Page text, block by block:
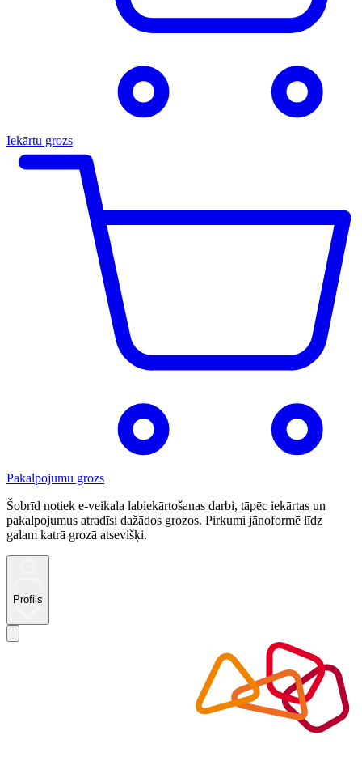
Iekārtu grozs
Pakalpojumu grozs
Šobrīd notiek e-veikala labiekārtošanas darbi, tāpēc iekārtas un
pakalpojumus atradīsi dažādos grozos. Pirkumi jānoformē līdz
galam katrā grozā atsevišķi.
Profils